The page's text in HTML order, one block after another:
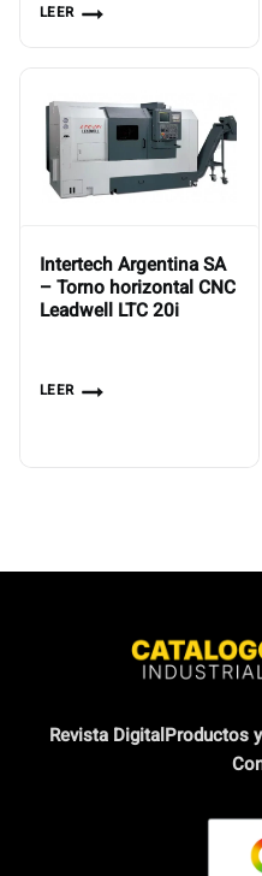
LEER
Intertech Argentina SA
– Torno horizontal CNC
Leadwell LTC 20i
LEER
Revista DigitalProductos